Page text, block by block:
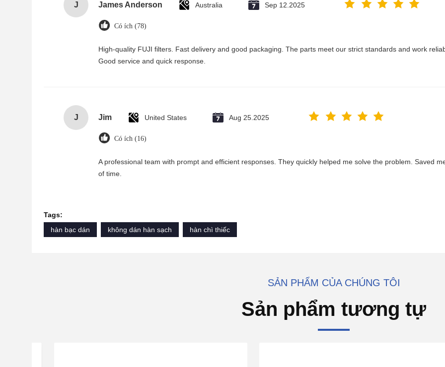
J James Anderson Australia Sep 12.2025
Có ích (78)
High-quality FUJI filters. Fast delivery and good packaging. The parts meet our strict standards and work
Good service and quick response.
J Jim United States Aug 25.2025
Có ích (16)
A professional team with prompt and efficient responses. They quickly helped me solve the problem. Saved
of time.
Tags:
hàn bạc dán
không dán hàn sạch hàn chì thiếc
SẢN PHẨM CỦA CHÚNG TÔI
Sản phẩm tương tự